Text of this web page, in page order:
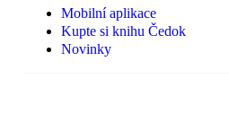
Mobilní aplikace
Kupte si knihu Čedok
Novinky